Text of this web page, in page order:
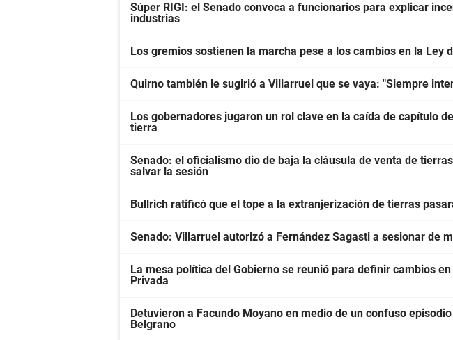
Súper RIGI: el Senado convoca a funcionarios para explicar
industrias
Los gremios sostienen la marcha pese a los cambios en la Ley
Quirno también le sugirió a Villarruel que se vaya: "Siempre
Los gobernadores jugaron un rol clave en la caída de capítulo
tierra
Senado: el oficialismo dio de baja la cláusula de venta de
salvar la sesión
Bullrich ratificó que el tope a la extranjerización de tierras
Senado: Villarruel autorizó a Fernández Sagasti a sesionar de
La mesa política del Gobierno se reunió para definir cambios
Privada
Detuvieron a Facundo Moyano en medio de un confuso
Belgrano